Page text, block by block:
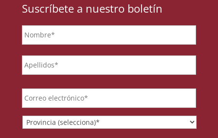
Suscríbete a nuestro boletín
Email *
Provincia *